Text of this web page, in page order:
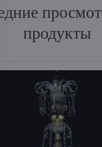
продукты